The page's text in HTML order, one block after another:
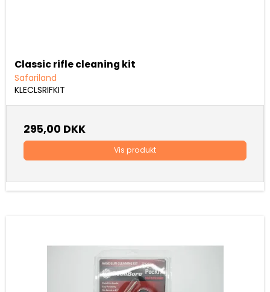
Classic rifle cleaning kit
Safariland
KLECLSRIFKIT
295,00 DKK
Vis produkt